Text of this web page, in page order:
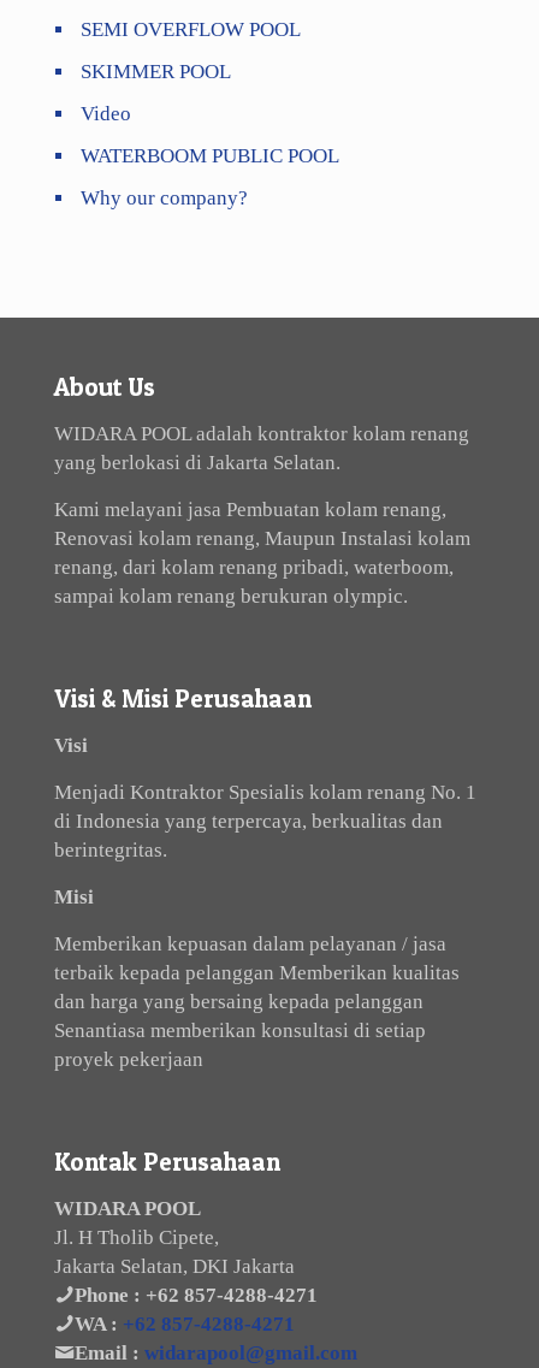
SEMI OVERFLOW POOL
SKIMMER POOL
Video
WATERBOOM PUBLIC POOL
Why our company?
About Us
WIDARA POOL adalah kontraktor kolam renang
yang berlokasi di Jakarta Selatan.
Kami melayani jasa Pembuatan kolam renang,
Renovasi kolam renang, Maupun Instalasi kolam
renang, dari kolam renang pribadi, waterboom,
sampai kolam renang berukuran olympic.
Visi & Misi Perusahaan
Visi
Menjadi Kontraktor Spesialis kolam renang No. 1
di Indonesia yang terpercaya, berkualitas dan
berintegritas.
Misi
Memberikan kepuasan dalam pelayanan / jasa
terbaik kepada pelanggan Memberikan kualitas
dan harga yang bersaing kepada pelanggan
Senantiasa memberikan konsultasi di setiap
proyek pekerjaan
Kontak Perusahaan
WIDARA POOL
Jl. H Tholib Cipete,
Jakarta Selatan, DKI Jakarta
Phone : +62 857-4288-4271
WA : +62 857-4288-4271
Email : widarapool@gmail.com